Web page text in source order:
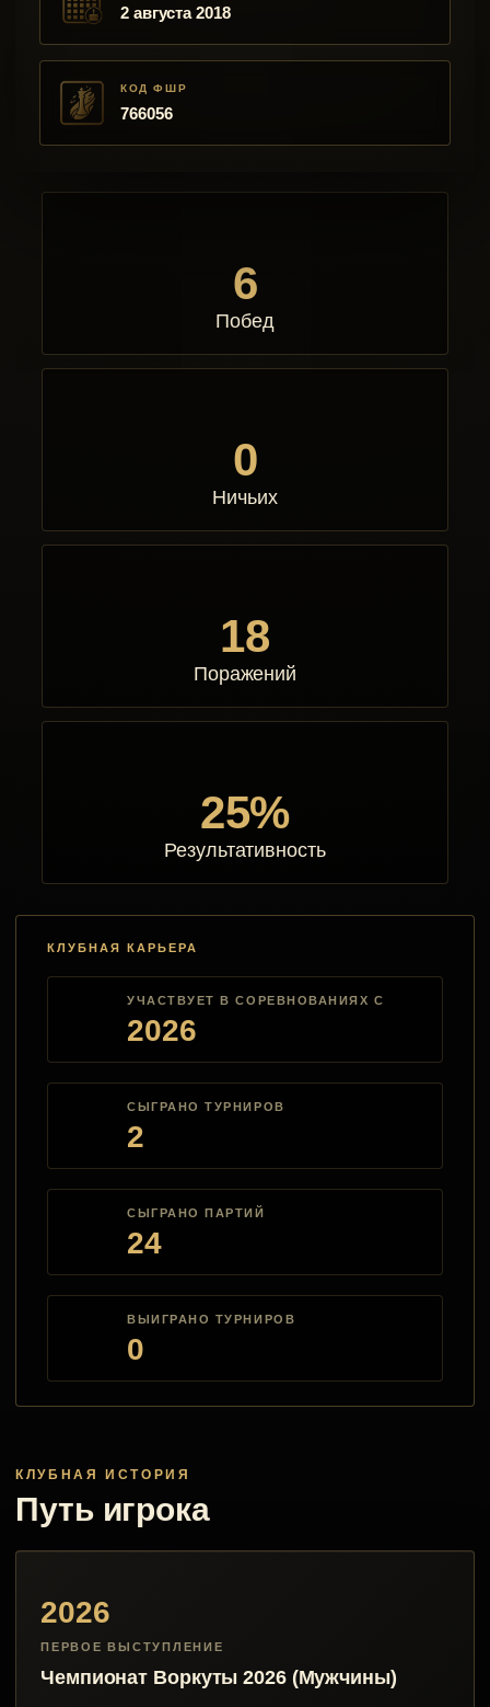
2 августа 2018
КОД ФШР
766056
6
Побед
0
Ничьих
18
Поражений
25%
Результативность
КЛУБНАЯ КАРЬЕРА
УЧАСТВУЕТ В СОРЕВНОВАНИЯХ С
2026
СЫГРАНО ТУРНИРОВ
2
СЫГРАНО ПАРТИЙ
24
ВЫИГРАНО ТУРНИРОВ
0
КЛУБНАЯ ИСТОРИЯ
Путь игрока
2026
ПЕРВОЕ ВЫСТУПЛЕНИЕ
Чемпионат Воркуты 2026 (Мужчины)